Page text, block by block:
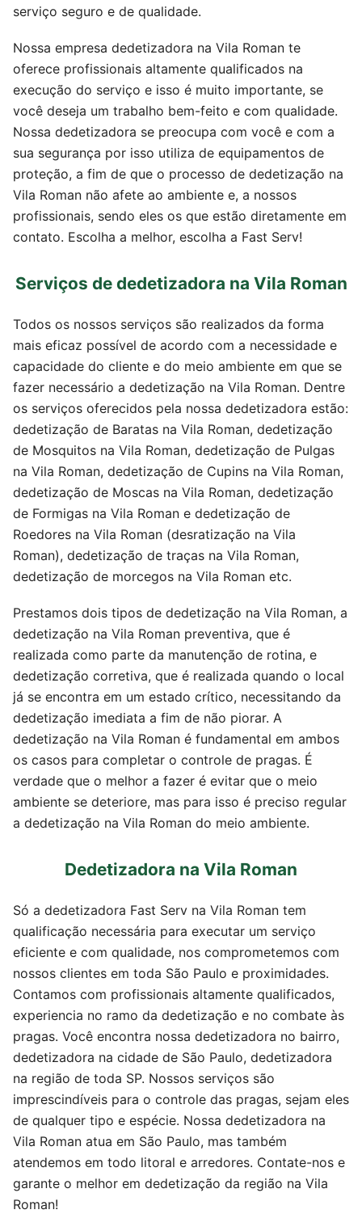
serviço seguro e de qualidade.
Nossa empresa dedetizadora na Vila Roman te
oferece profissionais altamente qualificados na
execução do serviço e isso é muito importante, se
você deseja um trabalho bem-feito e com qualidade.
Nossa dedetizadora se preocupa com você e com a
sua segurança por isso utiliza de equipamentos de
proteção, a fim de que o processo de dedetização na
Vila Roman não afete ao ambiente e, a nossos
profissionais, sendo eles os que estão diretamente em
contato. Escolha a melhor, escolha a Fast Serv!
Serviços de dedetizadora na Vila Roman
Todos os nossos serviços são realizados da forma
mais eficaz possível de acordo com a necessidade e
capacidade do cliente e do meio ambiente em que se
fazer necessário a dedetização na Vila Roman. Dentre
os serviços oferecidos pela nossa dedetizadora estão:
dedetização de Baratas na Vila Roman, dedetização
de Mosquitos na Vila Roman, dedetização de Pulgas
na Vila Roman, dedetização de Cupins na Vila Roman,
dedetização de Moscas na Vila Roman, dedetização
de Formigas na Vila Roman e dedetização de
Roedores na Vila Roman (desratização na Vila
Roman), dedetização de traças na Vila Roman,
dedetização de morcegos na Vila Roman etc.
Prestamos dois tipos de dedetização na Vila Roman, a
dedetização na Vila Roman preventiva, que é
realizada como parte da manutenção de rotina, e
dedetização corretiva, que é realizada quando o local
já se encontra em um estado crítico, necessitando da
dedetização imediata a fim de não piorar. A
dedetização na Vila Roman é fundamental em ambos
os casos para completar o controle de pragas. É
verdade que o melhor a fazer é evitar que o meio
ambiente se deteriore, mas para isso é preciso regular
a dedetização na Vila Roman do meio ambiente.
Dedetizadora na Vila Roman
Só a dedetizadora Fast Serv na Vila Roman tem
qualificação necessária para executar um serviço
eficiente e com qualidade, nos comprometemos com
nossos clientes em toda São Paulo e proximidades.
Contamos com profissionais altamente qualificados,
experiencia no ramo da dedetização e no combate às
pragas. Você encontra nossa dedetizadora no bairro,
dedetizadora na cidade de São Paulo, dedetizadora
na região de toda SP. Nossos serviços são
imprescindíveis para o controle das pragas, sejam eles
de qualquer tipo e espécie. Nossa dedetizadora na
Vila Roman atua em São Paulo, mas também
atendemos em todo litoral e arredores. Contate-nos e
garante o melhor em dedetização da região na Vila
Roman!